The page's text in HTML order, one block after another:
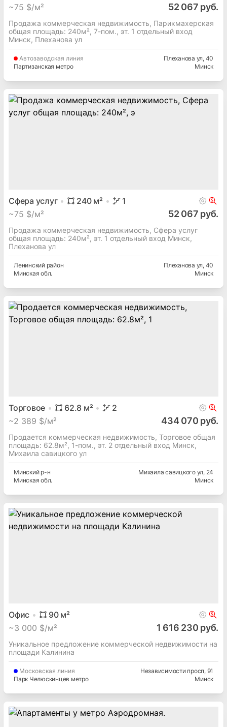
~75 $/м² 52 067 руб.
Продажа коммерческая недвижимость, Парикмахерская
общая площадь: 240м², 7-пом., эт. 1 отдельный вход
Минск, Плеханова ул
Автозаводская линия
Партизанская метро
Плеханова ул, 40
Минск
Сфера услуг 240м²
1
~75 $/м² 52 067 руб.
Продажа коммерческая недвижимость, Сфера услуг
общая площадь: 240м², эт. 1 отдельный вход Минск,
Плеханова ул
Ленинскийрайон
Минская обл.
Плеханова ул, 40
Минск
Торговое 62.8 м²
2
~2 389 $/м² 434 070 руб.
Продается коммерческая недвижимость, Торговое общая
площадь: 62.8м², 1-пом., эт. 2 отдельный вход Минск,
Михаила савицкого ул
Минскийр-н
Минская обл.
Михаила савицкого ул, 24
Минск
Офис 90м²
~3 000 $/м² 1 616 230 руб.
Уникальное предложение коммерческой недвижимости на
площади Калинина
Московская линия
Парк Челюскинцев метро
Независимости просп, 91
Минск